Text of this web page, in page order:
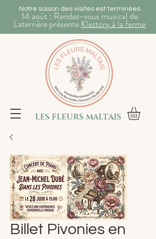
LES FLEURS MALTAIS
Notre saison des visites est terminées
14 août : Rendez-vous musical de
Laterrière présente Kleztory à la ferme
Billet Pivonies en